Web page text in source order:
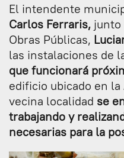
El intendente
Carlos Ferraris, junto
Obras Públicas,
las instalaciones de
que funcionará
edificio ubicado en la
vecina localidad se
trabajando y
necesarias para la